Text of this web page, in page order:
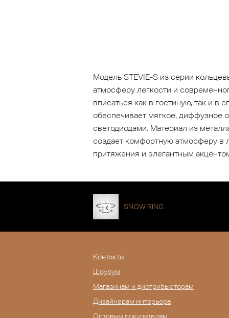
Модель STEVIE-S из серии
атмосферу легкости и
вписаться как в гостиную, так и в
обеспечивает мягкое, диффузное
светодиодами. Материал из
создает комфортную атмосферу в
притяжения и элегантным
SNOW RING
Контакты
Шоурум
Магазинам и дистрибьюторам
Дизайнерам интерьера
Оптовым покупателям